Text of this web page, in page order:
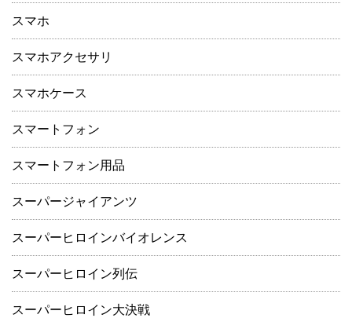
スマホ
スマホアクセサリ
スマホケース
スマートフォン
スマートフォン用品
スーパージャイアンツ
スーパーヒロインバイオレンス
スーパーヒロイン列伝
スーパーヒロイン大決戦